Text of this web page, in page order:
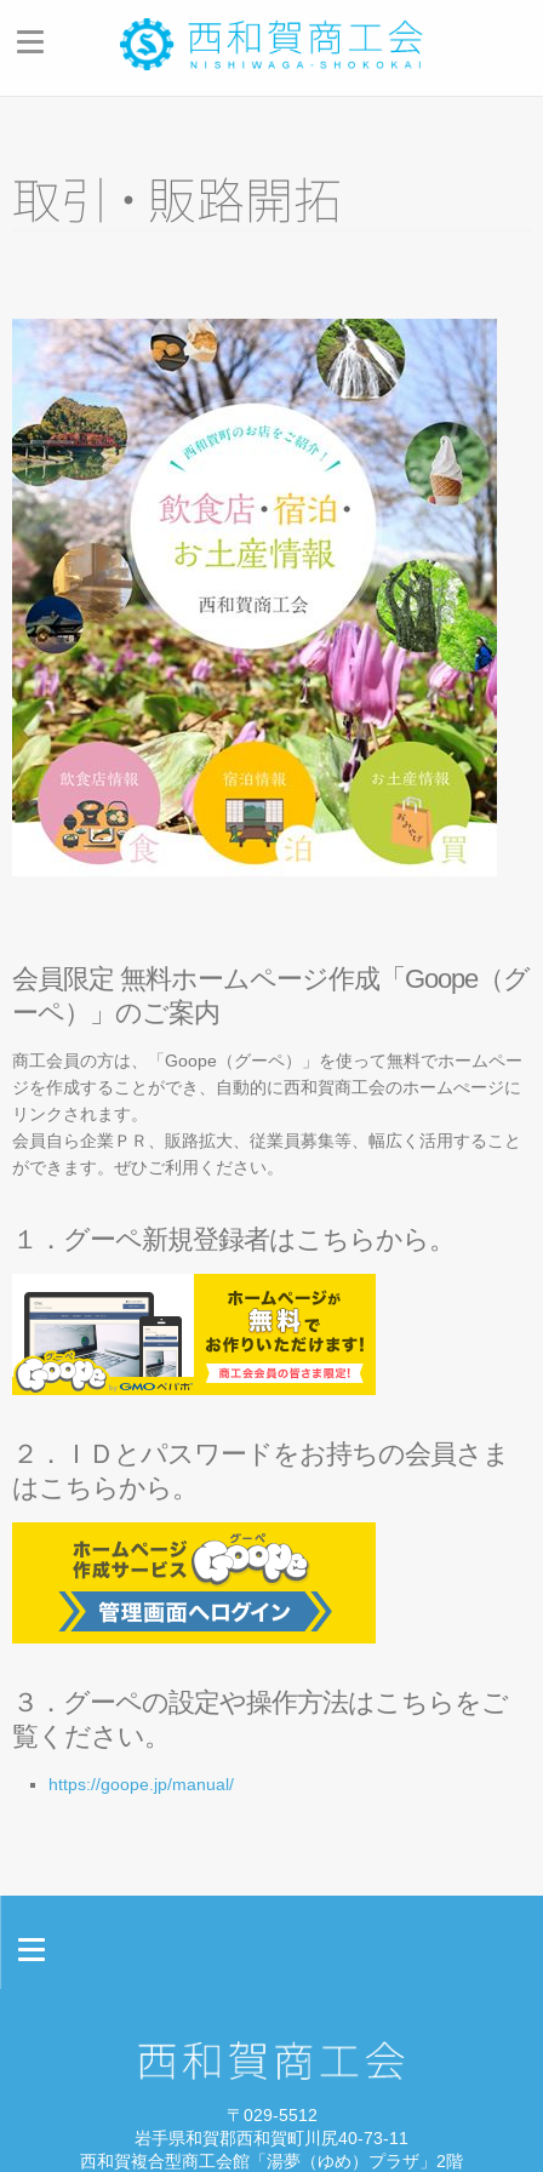
商工会の歩み
会員メリット・入会のご案内
商工会報「湯夢メール」
商工会アプリ
西和賀町複合型商工会館
お問い合わせ
経営・税務・金融・労務
経営のご相談
資金調達
社会保険・労働保険
税務・経理
取引・販路開拓
各種検定
地域・イベント情報
西和賀町のアパート情報
飲食店・宿泊・お土産情報
雪あかり in にしわが
取引 ・ 販路開拓
会員限定 無料ホームページ作成「Goope（グ
ーペ）」のご案内
商工会員の方は、「Goope（グーペ）」を使って無料でホームペー
ジを作成することができ、自動的に西和賀商工会のホームぺージに
リンクされます。
会員自ら企業ＰＲ、販路拡大、従業員募集等、幅広く活用すること
ができます。ぜひご利用ください。
１．グーペ新規登録者はこちらから。
２．ＩＤとパスワードをお持ちの会員さま
はこちらから。
３．グーペの設定や操作方法はこちらをご
覧ください。
https://goope.jp/manual/
プライバシーポリシー
〒029-5512
岩手県和賀郡西和賀町川尻40-73-11
西和賀複合型商工会館「湯夢（ゆめ）プラザ」2階